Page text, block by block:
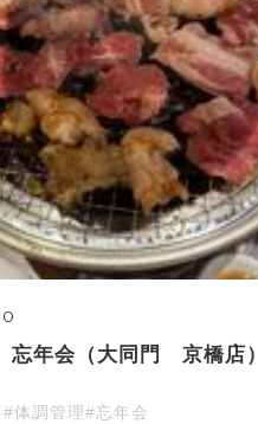
年会（大同門 京橋店）
#体調管理#忘年会